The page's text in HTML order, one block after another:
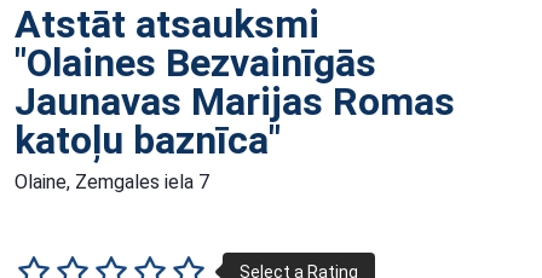
Atstāt atsauksmi
"Olaines Bezvainīgās
Jaunavas Marijas Romas
katoļu baznīca"
Olaine, Zemgales iela 7